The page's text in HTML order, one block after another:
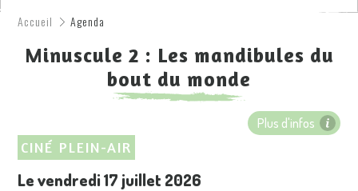
Accueil Agenda
Minuscule 2 : Les mandibules du
bout du monde
CINÉ PLEIN-AIR
Le vendredi 17 juillet 2026
Plus d'infos